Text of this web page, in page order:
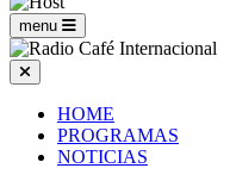
menu
HOME
PROGRAMAS
NOTICIAS